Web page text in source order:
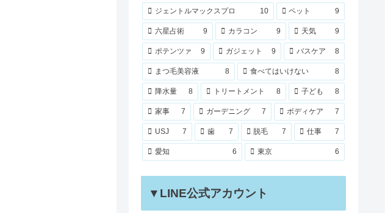
ジェントルマックスプロ 10 ペット 9
六星占術 9 カラコン 9 天気 9
ポテンツァ 9 ガジェット 9 バスケア 8
まつ毛美容液 8 食べてはいけない 8
降水量 8 トリートメント 8 子ども 8
家事 7 ガーデニング 7 ボディケア 7
USJ 7 歯 7 脱毛 7 仕事 7
愛知 6 東京 6
▼LINE公式アカウント